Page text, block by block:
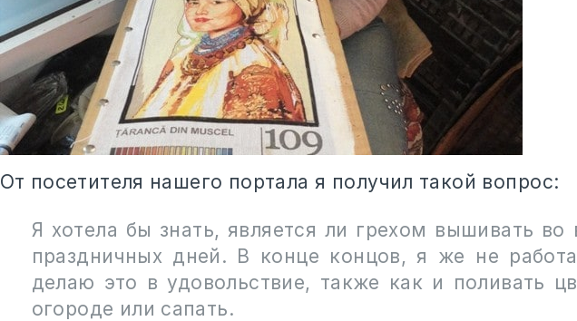
От посетителя нашего портала я получил такой вопрос:
Я хотела бы знать, является ли грехом вышивать во
праздничных дней. В конце концов, я же не
делаю это в удовольствие, также как и поливать
огороде или сапать.